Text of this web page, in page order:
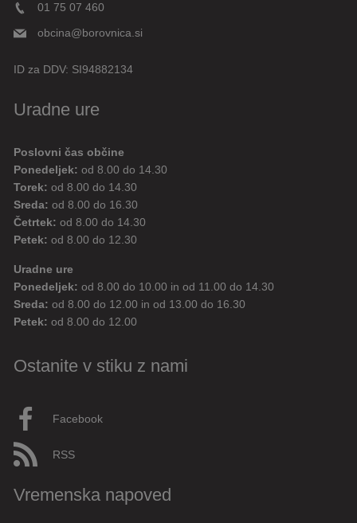
01 75 07 460
obcina@borovnica.si
ID za DDV: SI94882134
Uradne ure
Poslovni čas občine
Ponedeljek: od 8.00 do 14.30
Torek: od 8.00 do 14.30
Sreda: od 8.00 do 16.30
Četrtek: od 8.00 do 14.30
Petek: od 8.00 do 12.30
Uradne ure
Ponedeljek: od 8.00 do 10.00 in od 11.00 do 14.30
Sreda: od 8.00 do 12.00 in od 13.00 do 16.30
Petek: od 8.00 do 12.00
Ostanite v stiku z nami
Facebook
RSS
Vremenska napoved